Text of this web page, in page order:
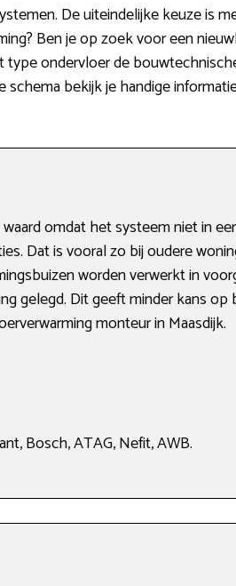
De uiteindelijke keuze is
Ben je op zoek voor een
ondervloer de
bekijk je handige
omdat het systeem niet in
Dat is vooral zo bij oudere
worden verwerkt in
gelegd. Dit geeft minder kans
monteur in Maasdijk.
Bosch, ATAG, Nefit, AWB.